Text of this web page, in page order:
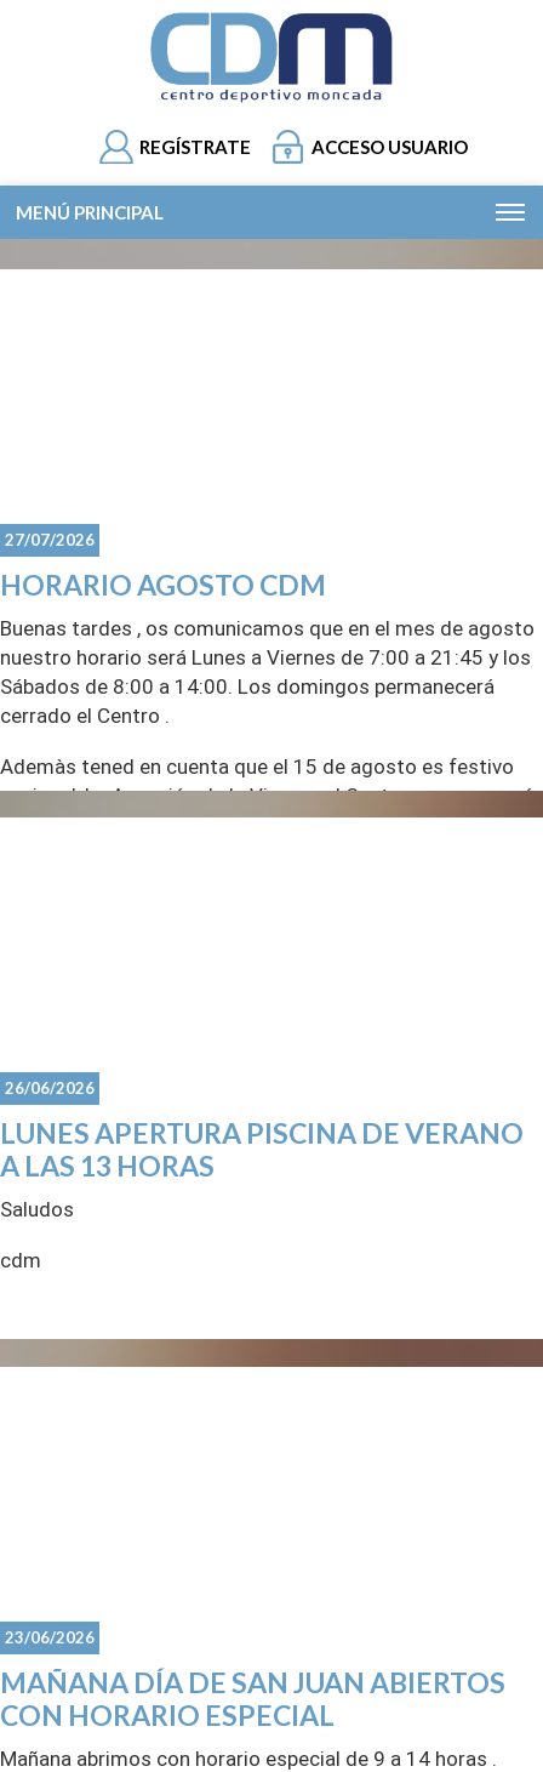
REGÍSTRATE ACCESO USUARIO
MENÚ PRINCIPAL
27/07/2026
HORARIO AGOSTO CDM
Buenas tardes , os comunicamos que en el mes de agosto
nuestro horario será Lunes a Viernes de 7:00 a 21:45 y los
Sábados de 8:00 a 14:00. Los domingos permanecerá
cerrado el Centro .
Ademàs tened en cuenta que el 15 de agosto es festivo
nacional, La Asunción de la Vigen, y el Centro permanecerá
cerrado .
26/06/2026
LUNES APERTURA PISCINA DE VERANO
A LAS 13 HORAS
Saludos
cdm
23/06/2026
MAÑANA DÍA DE SAN JUAN ABIERTOS
CON HORARIO ESPECIAL
Mañana abrimos con horario especial de 9 a 14 horas .